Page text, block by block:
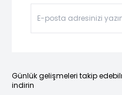
Günlük gelişmeleri takip
indirin